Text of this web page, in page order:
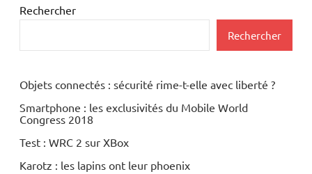
Periphériques
Rechercher
Rechercher
Objets connectés : sécurité rime-t-elle avec liberté ?
Smartphone : les exclusivités du Mobile World
Congress 2018
Test : WRC 2 sur XBox
Karotz : les lapins ont leur phoenix